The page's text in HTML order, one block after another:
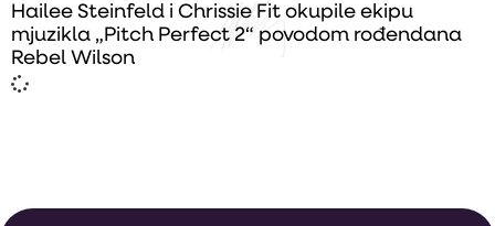
Hailee Steinfeld i Chrissie Fit okupile ekipu
mjuzikla „Pitch Perfect 2“ povodom rođendana
Rebel Wilson